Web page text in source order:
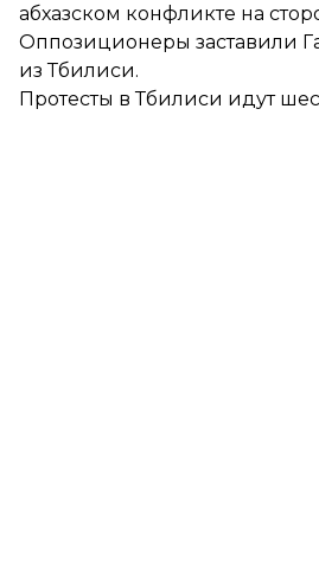
абхазском конфликте на
Оппозиционеры заставили
из Тбилиси.
Протесты в Тбилиси идут